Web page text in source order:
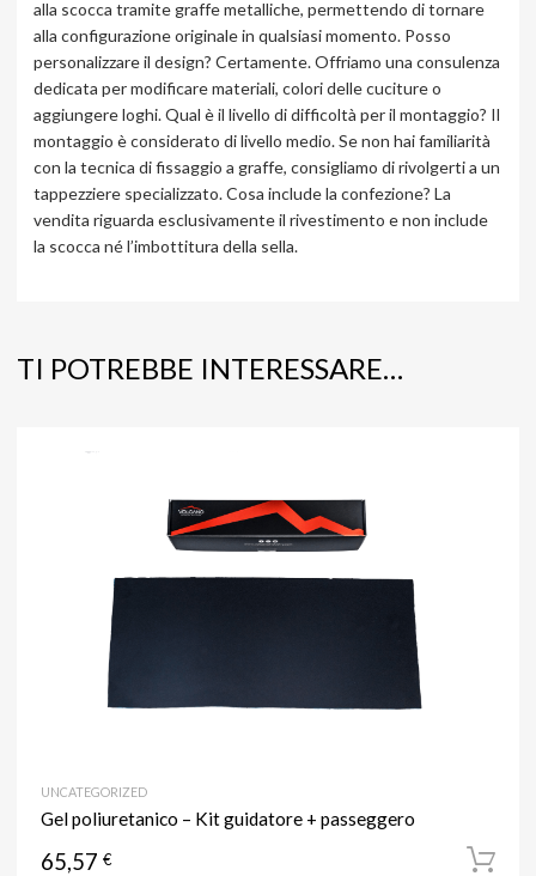
alla scocca tramite graffe metalliche, permettendo di tornare
alla configurazione originale in qualsiasi momento. Posso
personalizzare il design? Certamente. Offriamo una consulenza
dedicata per modificare materiali, colori delle cuciture o
aggiungere loghi. Qual è il livello di difficoltà per il montaggio? Il
montaggio è considerato di livello medio. Se non hai familiarità
con la tecnica di fissaggio a graffe, consigliamo di rivolgerti a un
tappezziere specializzato. Cosa include la confezione? La
vendita riguarda esclusivamente il rivestimento e non include
la scocca né l’imbottitura della sella.
TI POTREBBE INTERESSARE…
UNCATEGORIZED
Gel poliuretanico – Kit guidatore + passeggero
65,57 €